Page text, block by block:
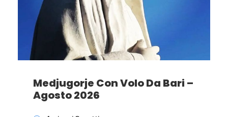
Medjugorje Con Volo Da Bari –
Agosto 2026